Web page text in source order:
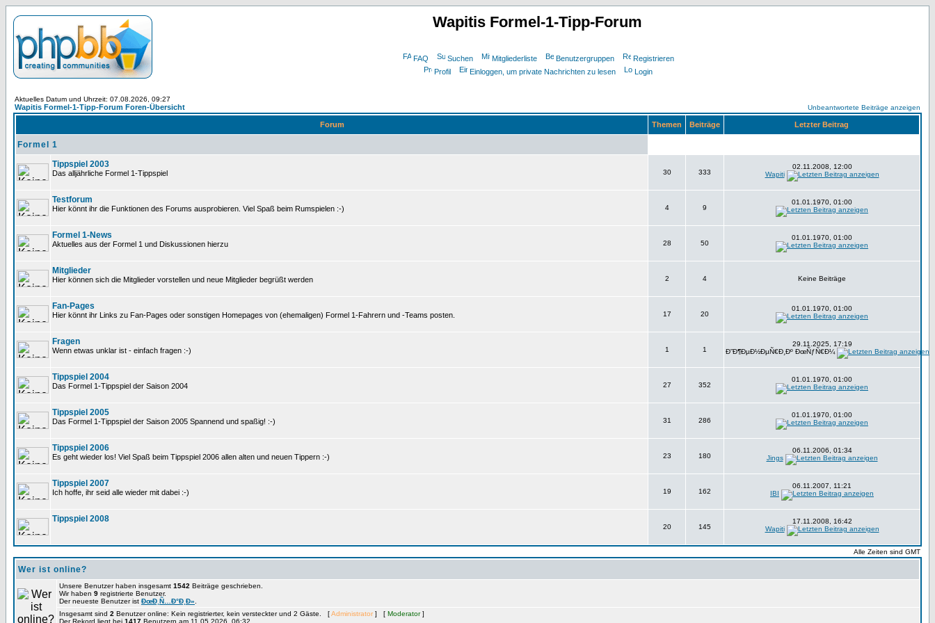
Wapitis Formel-1-Tipp-Forum
FAQ Suchen Mitgliederliste Benutzergruppen
Registrieren
Profil
Einloggen, um private Nachrichten zu lesen Login
Aktuelles Datum und Uhrzeit: 07.08.2026, 09:27
Wapitis Formel-1-Tipp-Forum Foren-Übersicht Unbeantwortete Beiträge anzeigen
Forum Themen Beiträge Letzter Beitrag
Formel 1
Tippspiel 2003
Das alljährliche Formel 1-Tippspiel 30 333
02.11.2008, 12:00
Wapiti
Testforum
Hier könnt ihr die Funktionen des Forums ausprobieren. Viel Spaß beim Rumspielen :-) 4 9
01.01.1970, 01:00
Formel 1-News
Aktuelles aus der Formel 1 und Diskussionen hierzu 28 50
01.01.1970, 01:00
Mitglieder
Hier können sich die Mitglieder vorstellen und neue Mitglieder begrüßt werden 2 4 Keine Beiträge
Fan-Pages
Hier könnt ihr Links zu Fan-Pages oder sonstigen Homepages von (ehemaligen) Formel 1-Fahrern und -Teams posten. 17 20
01.01.1970, 01:00
Fragen
Wenn etwas unklar ist - einfach fragen :-) 1 1
29.11.2025, 17:19
Ð”Ð¶ÐµÐ½ÐµÑ€Ð¸Ðº ÐœÑƒÑ€Ð¼
Tippspiel 2004
Das Formel 1-Tippspiel der Saison 2004 27 352
01.01.1970, 01:00
Tippspiel 2005
Das Formel 1-Tippspiel der Saison 2005 Spannend und spaßig! :-) 31 286
01.01.1970, 01:00
Tippspiel 2006
Es geht wieder los! Viel Spaß beim Tippspiel 2006 allen alten und neuen Tippern :-) 23 180
06.11.2006, 01:34
Jings
Tippspiel 2007
Ich hoffe, ihr seid alle wieder mit dabei :-) 19 162
06.11.2007, 11:21
IBI
Tippspiel 2008
20 145
17.11.2008, 16:42
Wapiti
Alle Zeiten sind GMT
Wer ist online?
Unsere Benutzer haben insgesamt 1542 Beiträge geschrieben.
Wir haben 9 registrierte Benutzer.
Der neueste Benutzer ist ÐœÐ¸Ñ…Ð°Ð¸Ð»
Insgesamt sind 2 Benutzer online: Kein registrierter, kein versteckter und 2 Gäste. [Administrator ] [ Moderator]
Der Rekord liegt bei 1417 Benutzern am 11.05.2026, 06:32.